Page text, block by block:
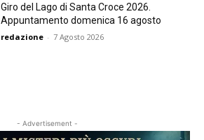
Giro del Lago di Santa Croce 2026.
Appuntamento domenica 16 agosto
redazione - 7 Agosto 2026
- Advertisement -